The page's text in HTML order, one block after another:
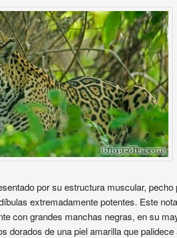
por su estructura muscular, pecho
extremadamente potentes. Este
con grandes manchas negras, en su
dorados de una piel amarilla que palidece